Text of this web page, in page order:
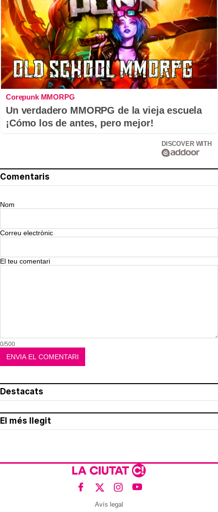
Corepunk MMORPG
Un verdadero MMORPG de la vieja escuela
¡Cómo los de antes, pero mejor!
DISCOVER WITH
Comentaris
Nom
Correu electrònic
El teu comentari
0/500
Destacats
El més llegit
Avís legal